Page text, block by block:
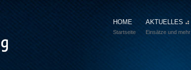
HOME
Startseite
AKTUELLES
Einsätze und mehr